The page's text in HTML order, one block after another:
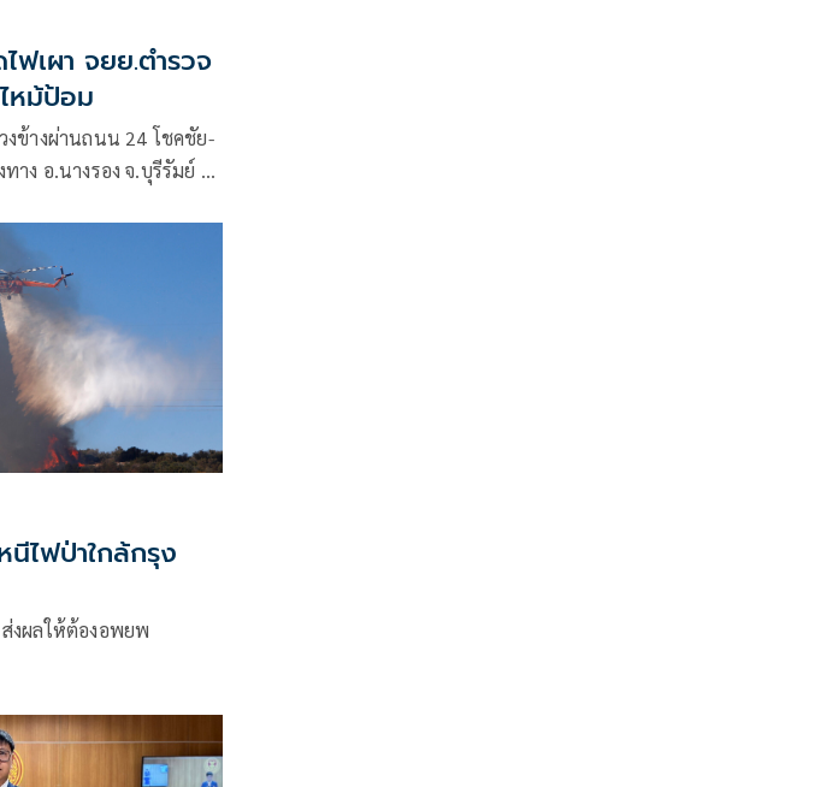
ฟเผา จยย.ตำรวจ
หม้ป้อม
ข้างผ่านถนน 24 โชคชัย-
าง อ.นางรอง จ.บุรีรัมย์ ลง
ไฟป่าใกล้กรุง
ส่งผลให้ต้องอพยพ